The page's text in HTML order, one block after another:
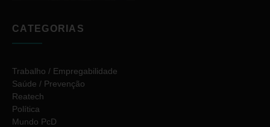
CATEGORIAS
Trabalho / Empregabilidade
Saúde / Prevenção
Reatech
Política
Mundo PcD